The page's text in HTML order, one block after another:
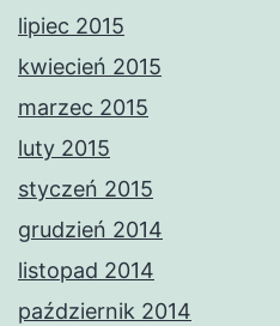
lipiec 2015
kwiecień 2015
marzec 2015
luty 2015
styczeń 2015
grudzień 2014
listopad 2014
październik 2014